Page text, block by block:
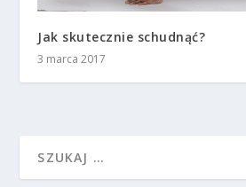
Jak skutecznie schudnąć?
3 marca 2017